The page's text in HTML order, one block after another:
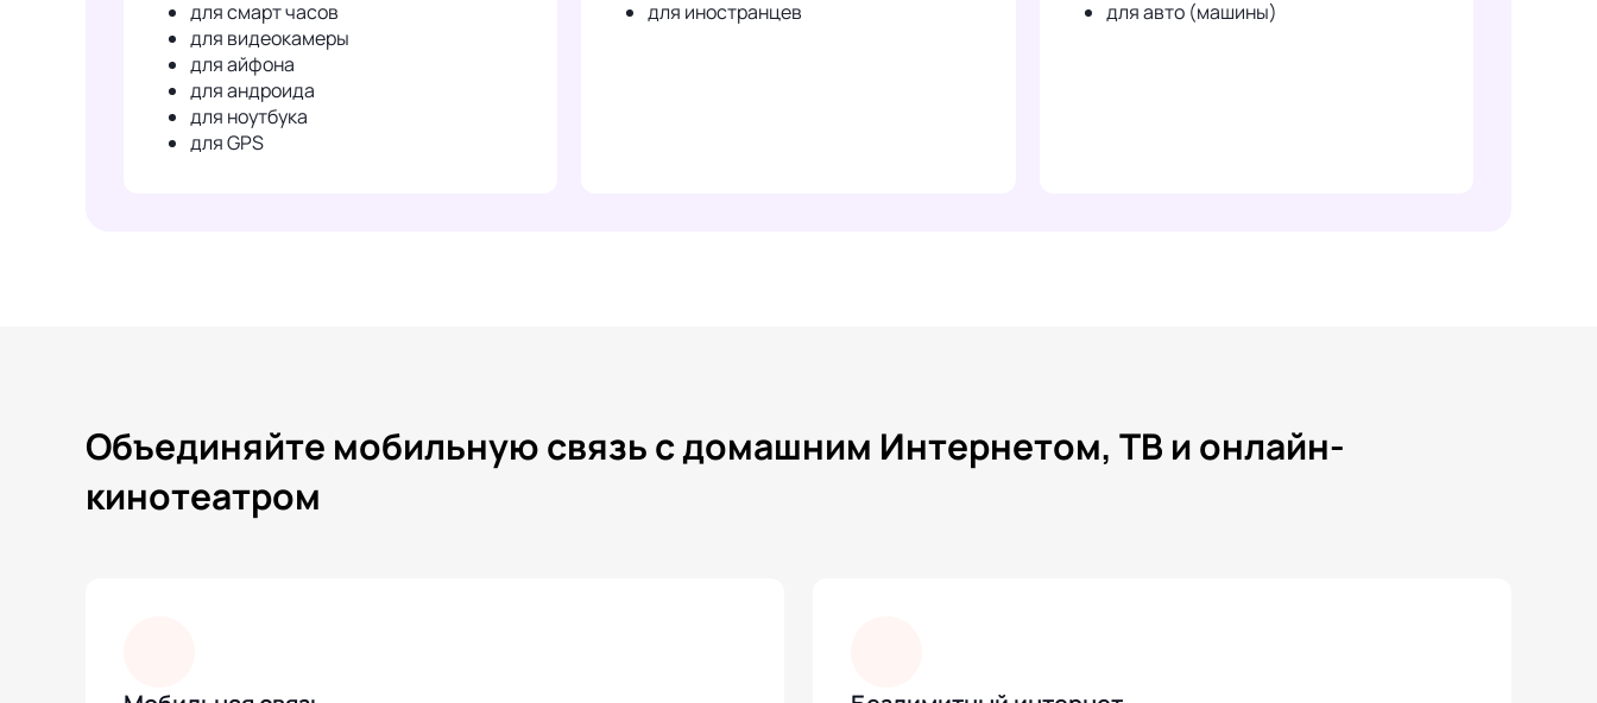
для смарт часов
для видеокамеры
для айфона
для андроида
для ноутбука
для GPS
для иностранцев
для авто (машины)
Объединяйте мобильную связь с домашним Интернетом, ТВ и онлайн-
кинотеатром